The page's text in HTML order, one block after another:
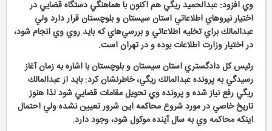
وي افزود: عبدالحميد ريگي هم اكنون با هماهنگي دستگاه قضايي در
اختيار نيروهاي اطلاعاتي استان سيستان و بلوچستان قرار دارد ولي
عبدالمالك براي تخليه اطلاعاتي و بررسي‌هاي كه بايد روي وي انجام شود،
در اختيار وزارت اطلاعات بوده و در تهران است.
رئيس كل دادگستري استان سيستان و بلوچستان با اشاره به زمان آغاز
رسيدگي‌ به پرونده عبدالمالك ريگي، خاطرنشان كرد: بايد از عبدالمالك
ريگي رفع نياز شده و پرونده وي تحويل مقامات قضايي شود لذا هنوز
تاريخ خاصي در مورد شروع محاكمه اين شرور تعيين نشده ولي احتمال
اينكه محاكمه وي به سال آينده موكول شود، وجود دارد.